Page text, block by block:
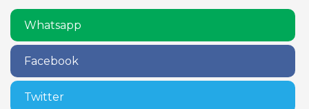
Whatsapp
Facebook
Twitter